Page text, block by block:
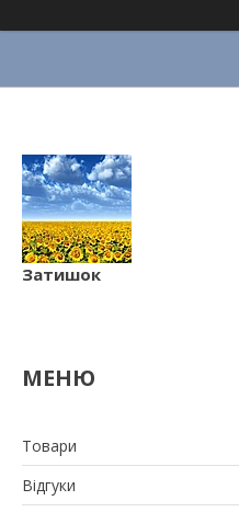
Затишок
Товари
Відгуки